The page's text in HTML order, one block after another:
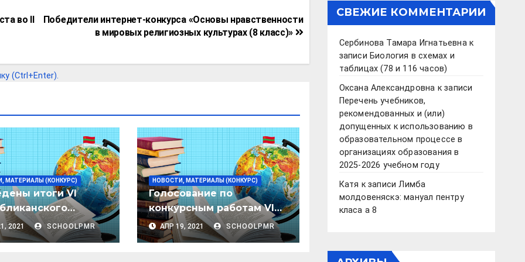
Победители интернет-конкурса «Основы нравственности
в мировых религиозных культурах (8 класс)»
во II
(Ctrl+Enter).
МАТЕРИАЛЫ (КОНКУРС)
итоги VI
конкурса на
методическую
2021 SCHOOLPMR
НОВОСТИ, МАТЕРИАЛЫ (КОНКУРС)
Голосование по
конкурсным работам VI
Республиканского
интернет-конкурса
АПР 19, 2021 SCHOOLPMR
СВЕЖИЕ КОММЕНТАРИИ
Сербинова Тамара Игнатьевнак
записи Биология в схемах и
таблицах (78 и 116 часов)
Оксана Александровна к записи
Перечень учебников,
рекомендованных и (или)
допущенных к использованию в
образовательном процессе в
организациях образования в
2025-2026 учебном году
Катя к записиЛимба
молдовеняскэ: мануал пентру
класа а 8